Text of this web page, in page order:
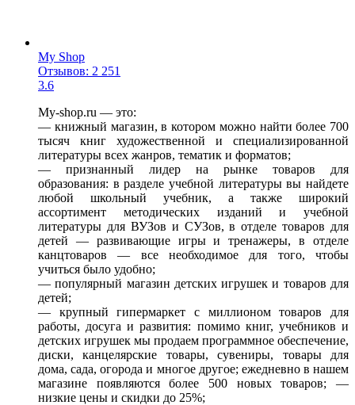
My Shop
Отзывов: 2 251
3.6
My-shop.ru — это:
— книжный магазин, в котором можно найти более 700
тысяч книг художественной и специализированной
литературы всех жанров, тематик и форматов;
— признанный лидер на рынке товаров для
образования: в разделе учебной литературы вы найдете
любой школьный учебник, а также широкий
ассортимент методических изданий и учебной
литературы для ВУЗов и СУЗов, в отделе товаров для
детей — развивающие игры и тренажеры, в отделе
канцтоваров — все необходимое для того, чтобы
учиться было удобно;
— популярный магазин детских игрушек и товаров для
детей;
— крупный гипермаркет с миллионом товаров для
работы, досуга и развития: помимо книг, учебников и
детских игрушек мы продаем программное обеспечение,
диски, канцелярские товары, сувениры, товары для
дома, сада, огорода и многое другое; ежедневно в нашем
магазине появляются более 500 новых товаров; —
низкие цены и скидки до 25%;